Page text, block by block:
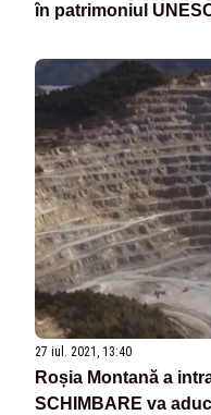
în patrimoniul
27 iul. 2021, 13:40
Roșia Montană a
SCHIMBARE va